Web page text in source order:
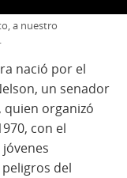
a nuestro
nació por el
un senador
quien organizó
con el
del